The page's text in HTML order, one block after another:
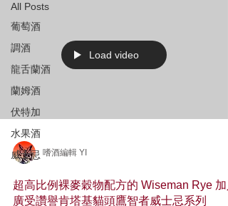
All Posts
葡萄酒
調酒
龍舌蘭酒
蘭姆酒
伏特加
水果酒
威士忌
Load video
嗜酒編輯 YI
超高比例裸麥穀物配方的 Wiseman Rye 加
廣受讚譽肯塔基貓頭鷹智者威士忌系列